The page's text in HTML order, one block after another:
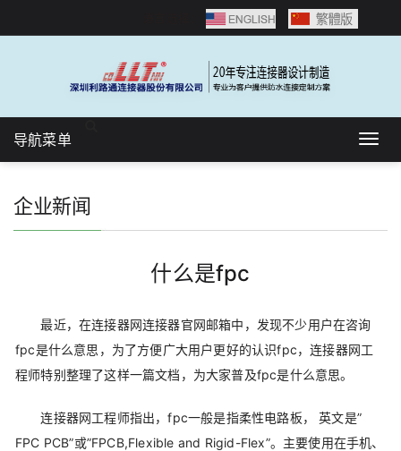
导航菜单
企业新闻
什么是fpc
最近，在连接器网连接器官网邮箱中，发现不少用户在咨询
fpc是什么意思，为了方便广大用户更好的认识fpc，连接器网工
程师特别整理了这样一篇文档，为大家普及fpc是什么意思。
连接器网工程师指出，fpc一般是指柔性电路板， 英文是”
FPC PCB”或”FPCB,Flexible and Rigid-Flex”。主要使用在手机、